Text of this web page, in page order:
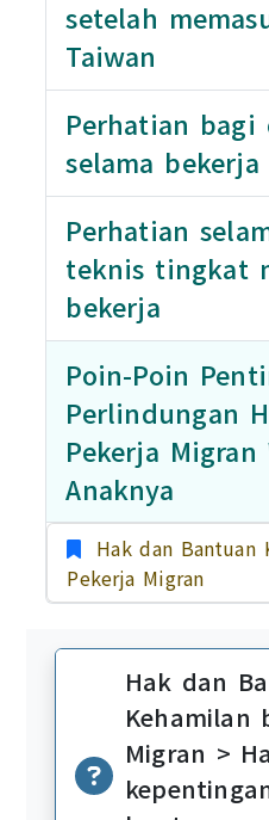
setelah
Taiwan
Perhatian bagi
selama bekerja
Perhatian
teknis tingkat
bekerja
Poin-Poin
Perlindungan
Pekerja Migran
Anaknya
Hak dan Bantuan
Pekerja Migran
Hak dan
Kehamilan
Migran >